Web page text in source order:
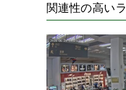
関連性の高い